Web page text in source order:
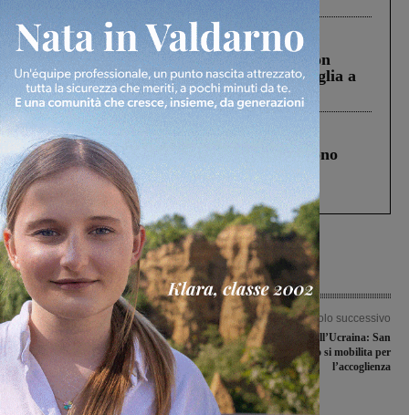
Cronaca 3 Agosto 2026
Scomparso da una struttura di Castiglion
Fiorentino l’uomo che aveva ucciso la figlia a
Levane nel 2020
Cronaca 4 Agosto 2026
Un anno fa la strage in A1 in cui morirono
Gianni, Giulia e Franco. Lo schianto, il
processo, lo stop ai sorpassi fra tir....
Articolo precedente
Synergy e Fides Montevarchi battute
nella nona di ritorno. Giovedì di
nuovo in campo per un turno di
recupero
Articolo successivo
Profughi in fuga dall’Ucraina: San
Giovanni Valdarno si mobilita per
l’accoglienza